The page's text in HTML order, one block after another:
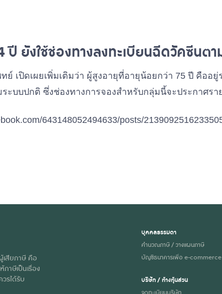
ยังใช้ช่องทางลงทะเบียนฉีดวัคซีนต
ย์ เปิดเผยเพิ่มเติมว่า ผู้สูงอายุที่อายุน้อยกว่า 75 ปี คืออยู่
ระบบปกติ ซึ่งช่องทางการจองสำหรับกลุ่มนี้จะประกาศร
643148052494633/posts/
เสียภาษี คือ
ภาษีเป็นเรื่อง
รได้รับ
บุคคลธรรมดา
คำนวณภาษี / วางแผนภาษี
บัญชีธนาคารเพื่อ e-commerce
บริษัท / ห้างหุ้นส่วน
จดทะเบียนบริษัท